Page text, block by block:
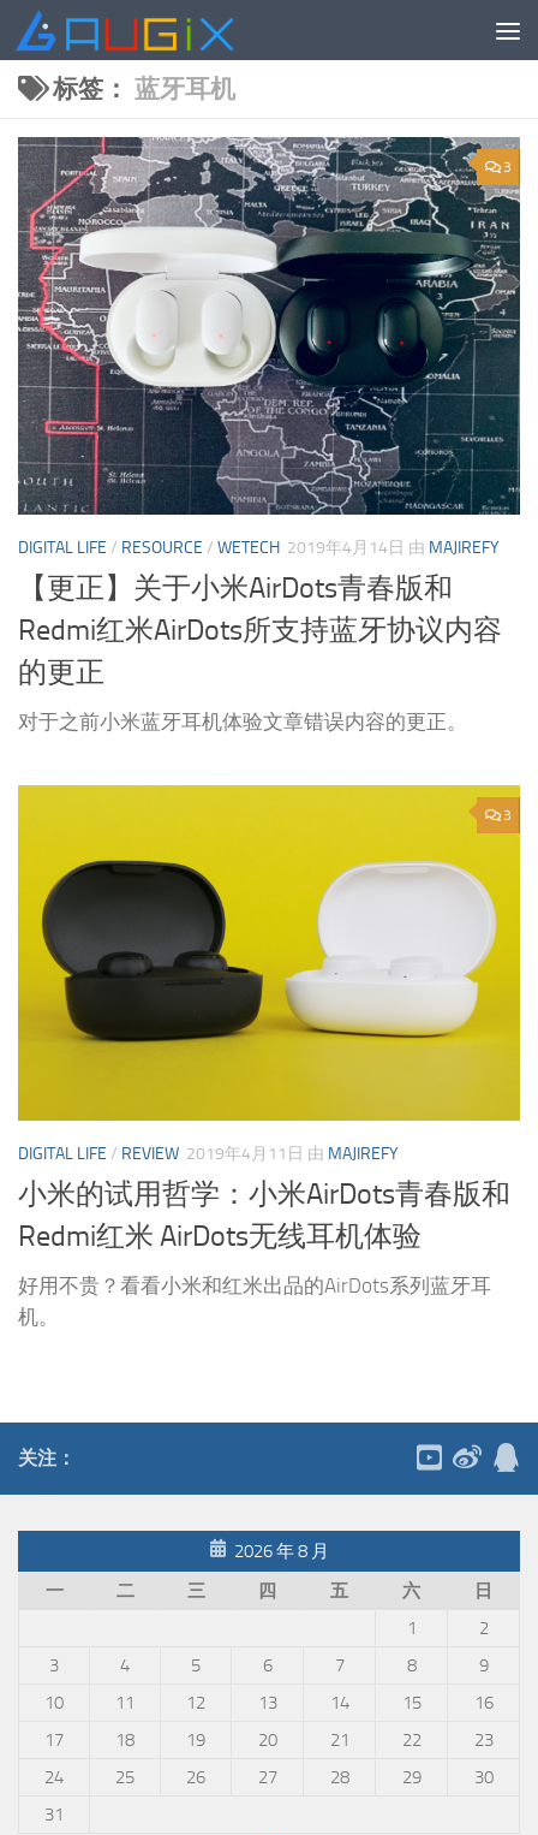
跳至内容
标签： 蓝牙耳机
3
DIGITAL LIFE / RESOURCE / WETECH 2019年4月14日 由 MAJIREFY
【更正】关于小米AirDots青春版和
Redmi红米AirDots所支持蓝牙协议内容
的更正
对于之前小米蓝牙耳机体验文章错误内容的更正。
3
DIGITAL LIFE / REVIEW 2019年4月11日 由 MAJIREFY
小米的试用哲学：小米AirDots青春版和
Redmi红米 AirDots无线耳机体验
好用不贵？看看小米和红米出品的AirDots系列蓝牙耳
机。
关注：
2026 年 8 月
一
二 三 四 五 六
日
1
2
3
4 5 6 7 8
9
10
11 12 13 14 15
16
17
18 19 20 21 22
23
24
25 26 27 28 29
30
31